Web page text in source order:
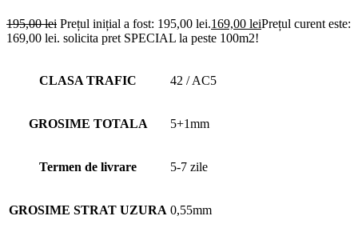
195,00lei Prețul inițial a fost: 195,00 lei.169,00 leiPrețul curent este:
169,00 lei. solicita pret SPECIAL la peste 100m2!
CLASA TRAFIC 42 / AC5
GROSIME TOTALA 5+1mm
Termen de livrare 5-7 zile
GROSIME STRAT UZURA 0,55mm